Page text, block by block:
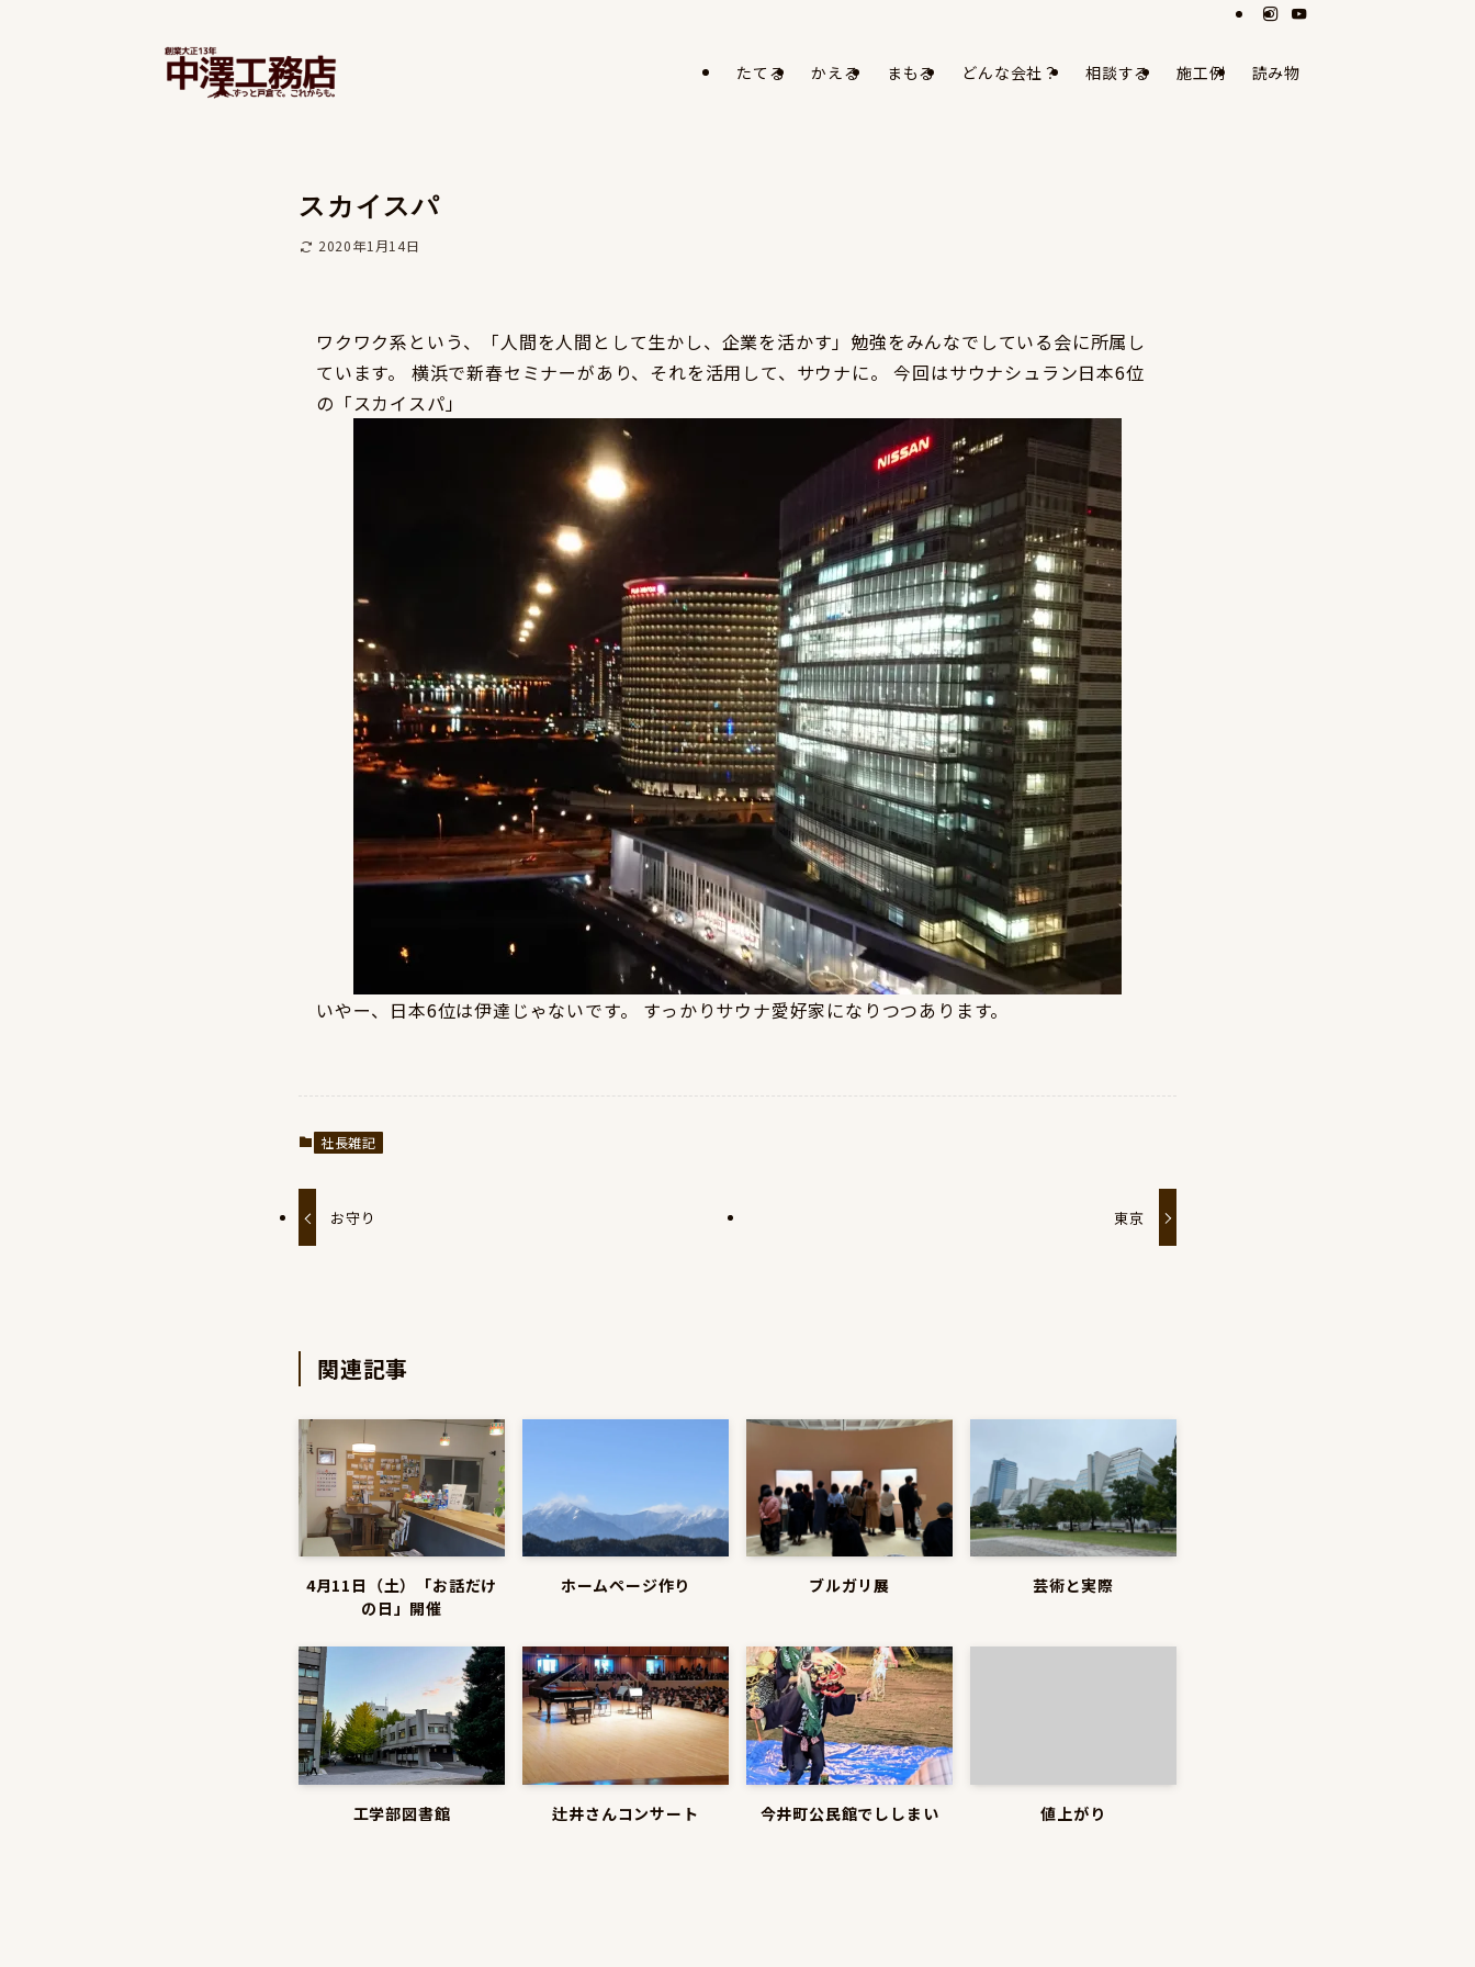
たてる かえる まもる どんな会社？ 相談する 施工例 読み物
スカイスパ
2020年1月14日
ワクワク系という、「人間を人間として生かし、企業を活かす」勉強をみんなでしている会に所属し
ています。 横浜で新春セミナーがあり、それを活用して、サウナに。 今回はサウナシュラン日本6位
の「スカイスパ」
いやー、日本6位は伊達じゃないです。 すっかりサウナ愛好家になりつつあります。
社長雑記
お守り 東京
関連記事
4月11日（土）「お話だけ
の日」開催
ホームページ作り ブルガリ展 芸術と実際
工学部図書館 辻井さんコンサート 今井町公民館でししまい 値上がり